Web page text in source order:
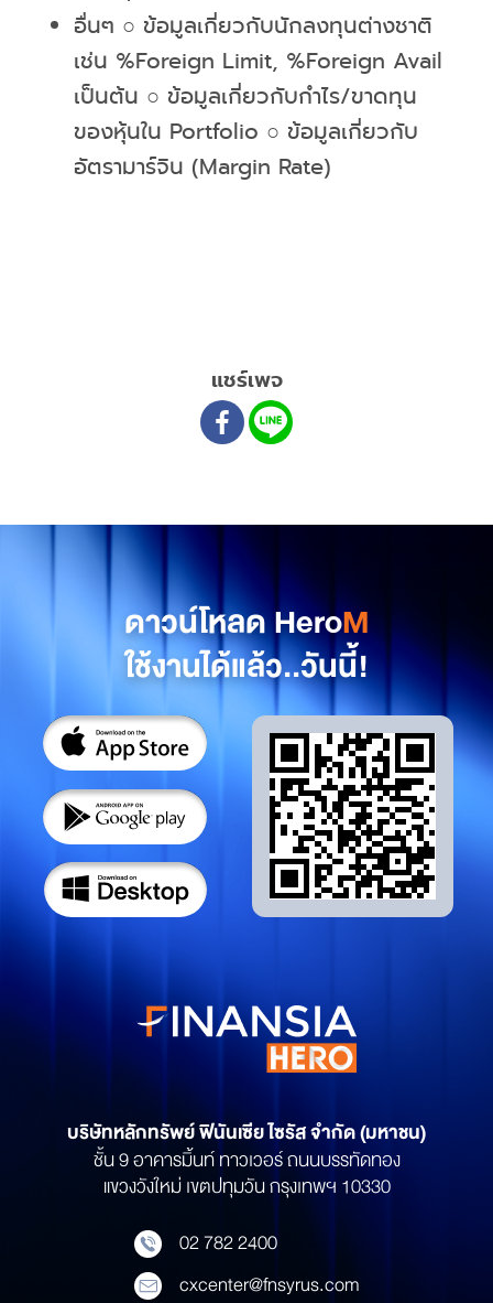
อื่นๆ ○ ข้อมูลเกี่ยวกับนักลงทุนต่างชาติ
เช่น %Foreign Limit, %Foreign Avail
เป็นต้น ○ ข้อมูลเกี่ยวกับกำไร/ขาดทุน
ของหุ้นใน Portfolio ○ ข้อมูลเกี่ยวกับ
อัตรามาร์จิน (Margin Rate)
แชร์เพจ
ดาวน์โหลด HeroM
ใช้งานได้แล้ว..วันนี้!
บริษัทหลักทรัพย์ฟินันเซีย ไซรัส จำกัด (มหาชน)
ชั้น 9 อาคารมิ้นท์ ทาวเวอร์ ถนนบรรทัดทอง
แขวงวังใหม่ เขตปทุมวัน กรุงเทพฯ 10330
02 782 2400
cxcenter@fnsyrus.com